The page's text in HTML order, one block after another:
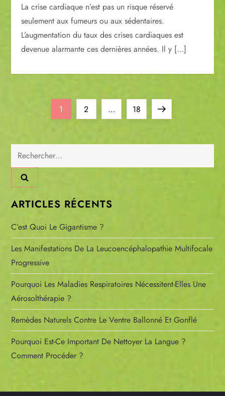
La crise cardiaque n’est pas un risque réservé
seulement aux fumeurs ou aux sédentaires.
L’augmentation du taux des crises cardiaques est
devenue alarmante ces dernières années. Il y […]
g
i
n
a
t
i
o
n
d
Page
1 Page
2 … Page
18
Next
Rechercher :
ARTICLES RÉCENTS
C’est Quoi Le Gigantisme ?
Les Manifestations De La Leucoencéphalopathie Multifocale
Progressive
Pourquoi Les Maladies Respiratoires Nécessitent-Elles Une
Aérosolthérapie ?
Remèdes Naturels Contre Le Ventre Ballonné Et Gonflé
Pourquoi Est-Ce Important De Nettoyer La Langue ?
Comment Procéder ?